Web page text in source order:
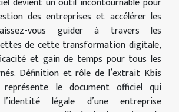
des entreprises et accélérer les
vous guider à travers les
de cette transformation digitale,
et gain de temps pour tous les
Définition et rôle de l’extrait Kbis
représente le document officiel qui
légale d’une entreprise